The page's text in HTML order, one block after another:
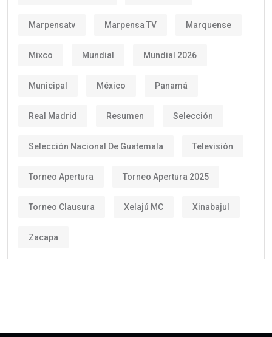
Marpensatv Marpensa TV Marquense
Mixco Mundial Mundial 2026
Municipal México Panamá
Real Madrid Resumen Selección
Selección Nacional De Guatemala Televisión
Torneo Apertura Torneo Apertura 2025
Torneo Clausura Xelajú MC Xinabajul
Zacapa